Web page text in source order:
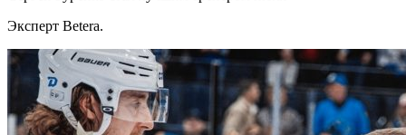
Эксперт Betera.